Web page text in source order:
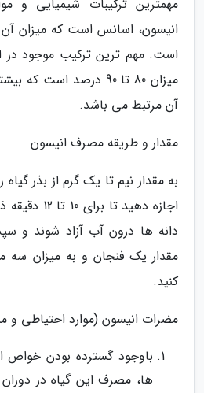
مهمترین ترکیبات شیمیایی و
است. مهم ترین ترکیب موجود در
میزان 80 تا 90 درصد
آن مرتبط می باشد.
مقدار و طریقه مصرف انیسون
به مقدار نیم تا یک گرم از بذر
اجازه دهید
دانه ها درون آب آزاد شوند و
مقدار یک فنجان و به میزان سه
کنید.
مضرات انیسون (موارد احتیاطی و
باوجود گسترده بودن خواص
ها، مصرف این گیاه در